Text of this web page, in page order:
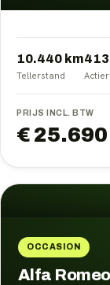
10.440 km
Tellerstand
413
PRIJS INCL. BTW
€ 25.690
OCCASION
Alfa